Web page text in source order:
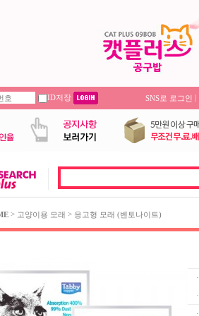
ID저장 SNS로 로그인 |
> 고양이용 모래 > 응고형 모래 (벤토나이트)
·
·
·